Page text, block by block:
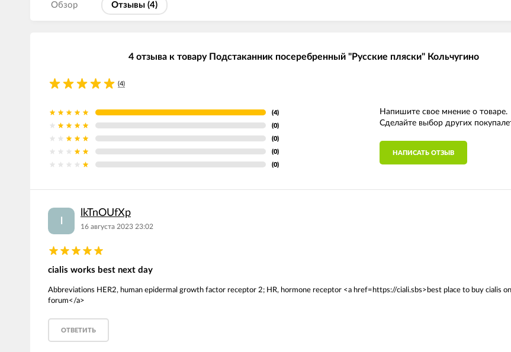
Обзор Отзывы (4)
4 отзыва к товару Подстаканник посеребренный "Русские пляски" Кольчугино
(4)
(4)
(0)
(0)
(0)
(0)
Напишите свое мнение о товаре.
Сделайте выбор других
НАПИСАТЬ ОТЗЫВ
lkTnOUfXp
16 августа 2023 23:02
cialis works best next day
Abbreviations HER2, human epidermal growth factor receptor 2; HR, hormone receptor <a href=https://ciali.sbs>best place to buy cialis
forum</a>
ОТВЕТИТЬ